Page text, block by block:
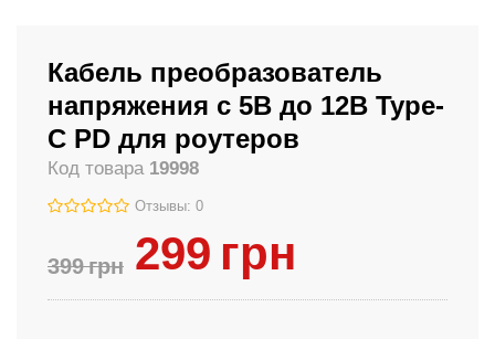
Кабель преобразователь
напряжения с 5В до 12В Type-
C PD для роутеров
Код товара 19998
Отзывы: 0
399грн 299 грн